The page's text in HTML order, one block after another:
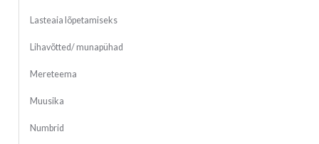
Lasteaia lõpetamiseks
Lihavõtted/ munapühad
Mereteema
Muusika
Numbrid